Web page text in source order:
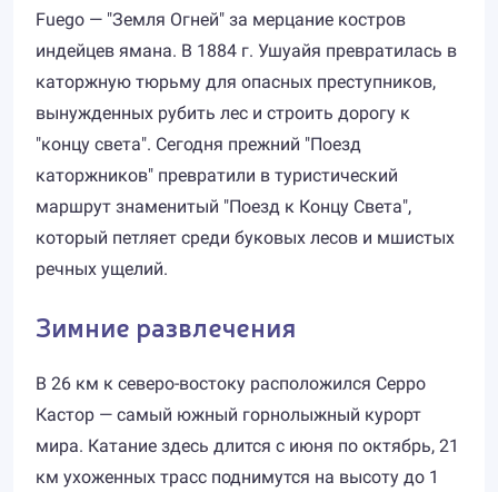
Fuego — "Земля Огней" за мерцание костров
индейцев ямана. В 1884 г. Ушуайя превратилась в
каторжную тюрьму для опасных преступников,
вынужденных рубить лес и строить дорогу к
"концу света". Сегодня прежний "Поезд
каторжников" превратили в туристический
маршрут знаменитый "Поезд к Концу Света",
который петляет среди буковых лесов и мшистых
речных ущелий.
Зимние развлечения
В 26 км к северо-востоку расположился Серро
Кастор — самый южный горнолыжный курорт
мира. Катание здесь длится с июня по октябрь, 21
км ухоженных трасс поднимутся на высоту до 1